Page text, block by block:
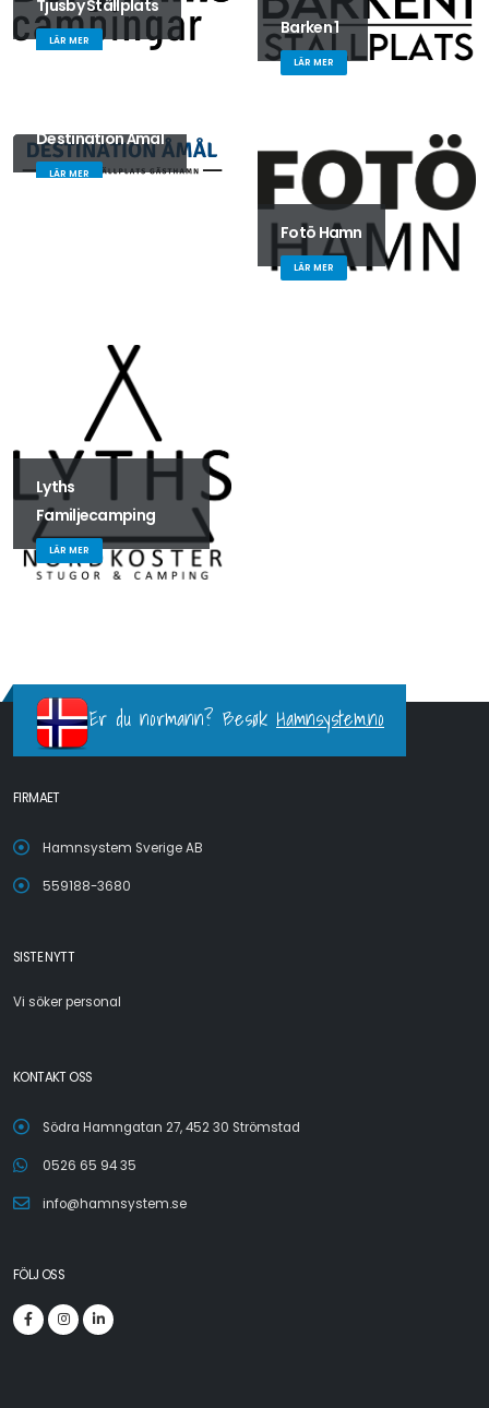
Tjusby Ställplats
LÄR MER
Barken 1
LÄR MER
Destination Åmål
LÄR MER
Fotö Hamn
LÄR MER
Lyths
Familjecamping
LÄR MER
Er du normann? Besøk Hamnsystem.no
FIRMAET
Hamnsystem Sverige AB
559188-3680
SISTE NYTT
Vi söker personal
KONTAKT OSS
Södra Hamngatan 27, 452 30 Strömstad
0526 65 94 35
info@hamnsystem.se
FÖLJ OSS